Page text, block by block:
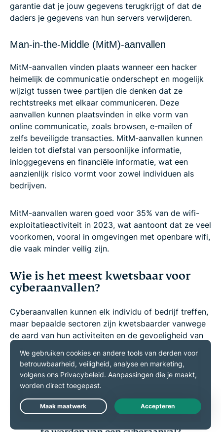
garantie dat je jouw gegevens terugkrijgt of dat de
daders je gegevens van hun servers verwijderen.
Man-in-the-Middle (MitM)-aanvallen
MitM-aanvallen vinden plaats wanneer een hacker
heimelijk de communicatie onderschept en mogelijk
wijzigt tussen twee partijen die denken dat ze
rechtstreeks met elkaar communiceren. Deze
aanvallen kunnen plaatsvinden in elke vorm van
online communicatie, zoals browsen, e-mailen of
zelfs beveiligde transacties. MitM-aanvallen kunnen
leiden tot diefstal van persoonlijke informatie,
inloggegevens en financiële informatie, wat een
aanzienlijk risico vormt voor zowel individuen als
bedrijven.
MitM-aanvallen waren goed voor 35% van de wifi-
exploitatieactiviteit in 2023, wat aantoont dat ze veel
voorkomen, vooral in omgevingen met openbare wifi,
die vaak minder veilig zijn.
Wie is het meest kwetsbaar voor
cyberaanvallen?
Cyberaanvallen kunnen elk individu of bedrijf treffen,
maar bepaalde sectoren zijn kwetsbaarder vanwege
de aard van hun activiteiten en de gevoeligheid van
de gegevens die ze verwerken. Sectoren zoals de
gezondheidszorg, de financiële sector en de
detailhandel, die een integraal onderdeel vormen van
het dagelijks leven van mensen, zijn bijzonder
Live Chat